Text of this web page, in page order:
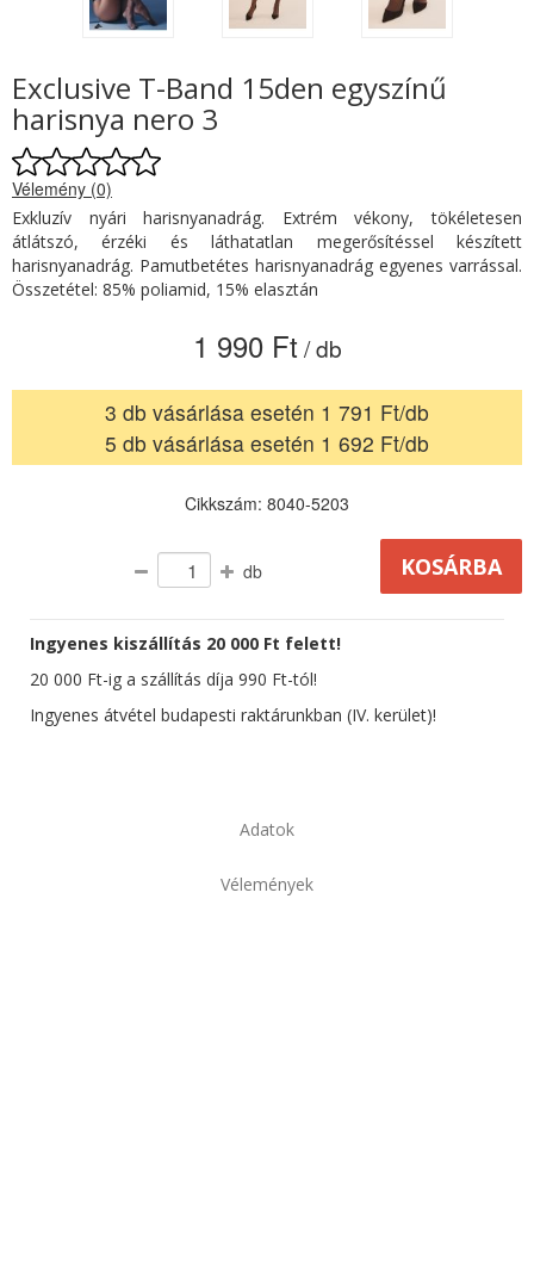
Exclusive T-Band 15den egyszínű
harisnya nero 3
Vélemény (0)
Exkluzív nyári harisnyanadrág. Extrém vékony, tökéletesen
átlátszó, érzéki és láthatatlan megerősítéssel készített
harisnyanadrág. Pamutbetétes harisnyanadrág egyenes varrással.
Összetétel: 85% poliamid, 15% elasztán
1 990 Ft / db
3 db vásárlása esetén 1 791 Ft/db
5 db vásárlása esetén 1 692 Ft/db
Cikkszám: 8040-5203
db
Ingyenes kiszállítás 20 000 Ft felett!
20 000 Ft-ig a szállítás díja 990 Ft-tól!
Ingyenes átvétel budapesti raktárunkban (IV. kerület)!
Adatok
Vélemények